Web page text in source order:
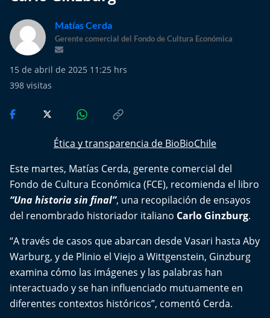
Más de Ti Podcast
Realizadores
Retropop
Tu Mereces Ser Feliz
Efemérides
Cultura y Espectáculos
Del Fin del Mundo
Deportes
Matías Cerda
Gerente comercial del Fondo de Cultura Económica
15 de abril de 2025 11:25 hrs
398 visitas
Ética y transparencia de BioBioChile
Este martes, Matías Cerda, gerente comercial del
Fondo de Cultura Económica (FCE), recomienda el libro
“Una historia sin final”, una recopilación de ensayos
del renombrado historiador italiano Carlo Ginzburg.
“A través de casos que abarcan desde Vasari hasta Aby
Warburg, y de Plinio el Viejo a Wittgenstein, Ginzburg
examina cómo las imágenes y las palabras han
interactuado y se han influenciado mutuamente en
diferentes contextos históricos”, comentó Cerda.